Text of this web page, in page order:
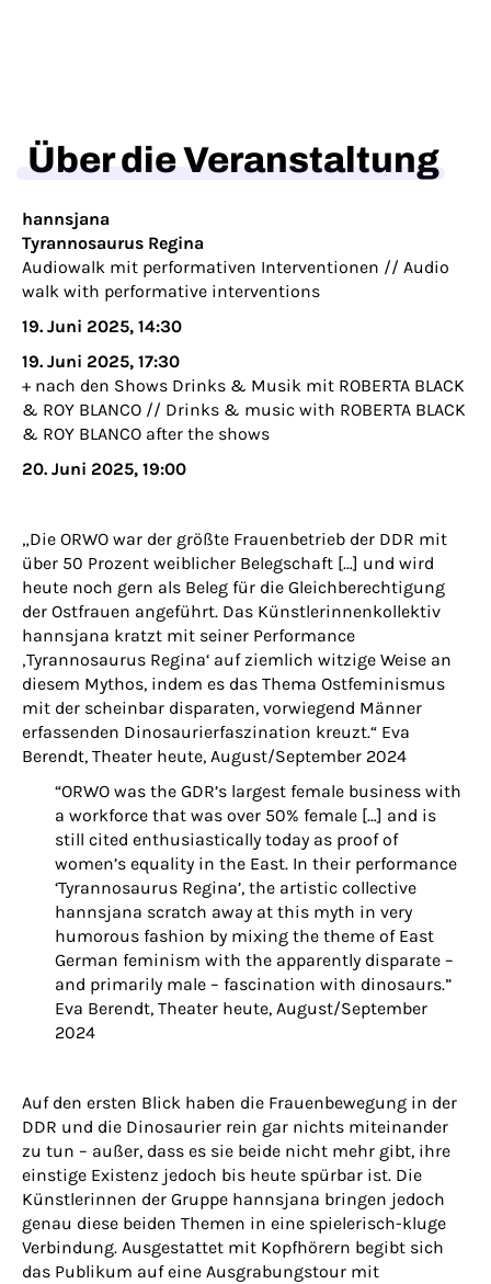
Über die Veranstaltung
hannsjana
Tyrannosaurus Regina
Audiowalk mit performativen Interventionen // Audio
walk with performative interventions
19. Juni 2025, 14:30
19. Juni 2025, 17:30
+ nach den Shows Drinks & Musik mit ROBERTA BLACK
& ROY BLANCO // Drinks & music with ROBERTA BLACK
& ROY BLANCO after the shows
20. Juni 2025, 19:00
„Die ORWO war der größte Frauenbetrieb der DDR mit
über 50 Prozent weiblicher Belegschaft […] und wird
heute noch gern als Beleg für die Gleichberechtigung
der Ostfrauen angeführt. Das Künstlerinnenkollektiv
hannsjana kratzt mit seiner Performance
‚Tyrannosaurus Regina‘ auf ziemlich witzige Weise an
diesem Mythos, indem es das Thema Ostfeminismus
mit der scheinbar disparaten, vorwiegend Männer
erfassenden Dinosaurierfaszination kreuzt.“ Eva
Berendt, Theater heute, August/September 2024
“ORWO was the GDR’s largest female business with
a workforce that was over 50% female […] and is
still cited enthusiastically today as proof of
women’s equality in the East. In their performance
‘Tyrannosaurus Regina’, the artistic collective
hannsjana scratch away at this myth in very
humorous fashion by mixing the theme of East
German feminism with the apparently disparate –
and primarily male – fascination with dinosaurs.”
Eva Berendt, Theater heute, August/September
2024
Auf den ersten Blick haben die Frauenbewegung in der
DDR und die Dinosaurier rein gar nichts miteinander
zu tun – außer, dass es sie beide nicht mehr gibt, ihre
einstige Existenz jedoch bis heute spürbar ist. Die
Künstlerinnen der Gruppe hannsjana bringen jedoch
genau diese beiden Themen in eine spielerisch-kluge
Verbindung. Ausgestattet mit Kopfhörern begibt sich
das Publikum auf eine Ausgrabungstour mit